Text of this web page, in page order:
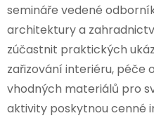
semináře vedené
architektury a
zúčastnit praktických
zařizování interiéru, péče
vhodných materiálů pro
aktivity poskytnou cenné